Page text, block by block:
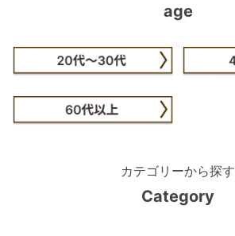
age
カテゴリーから探す
Category